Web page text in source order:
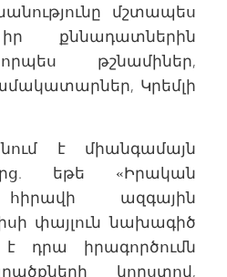
մշտապես
քննադատներին
թշնամիներ,
Կրեմլի
է միանգամայն
եթե «Իրական
ազգային
փայլուն նախագիծ
դրա իրագործումն
կորստով,